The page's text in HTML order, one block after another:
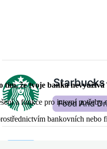
tím, že tvoje banka
a funkce pro interní potřeby
bankovních nebo